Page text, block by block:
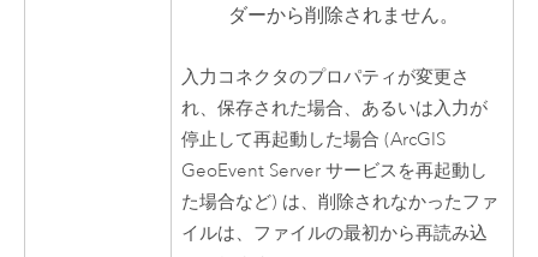
ダーから削除されません。
入力コネクタのプロパティが変更さ
れ、保存された場合、あるいは入力が
停止して再起動した場合 (ArcGIS
GeoEvent Server サービスを再起動し
た場合など) は、削除されなかったファ
イルは、ファイルの最初から再読み込